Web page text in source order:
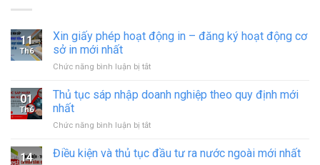
11
Th6
Xin giấy phép hoạt động in – đăng ký hoạt động cơ
sở in mới nhất
Chức năng bình luận bị tắtở
giấy
động
–
01
Th6
Thủ tục sáp nhập doanh nghiệp theo quy định mới
nhất
Chức năng bình luận bị tắtở
tục
14 Điều kiện và thủ tục đầu tư ra nước ngoài mới nhất